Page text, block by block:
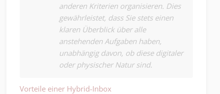
anderen Kriterien organisieren. Dies
gewährleistet, dass Sie stets einen
klaren Überblick über alle
anstehenden Aufgaben haben,
unabhängig davon, ob diese digitaler
oder physischer Natur sind.
Vorteile einer Hybrid-Inbox